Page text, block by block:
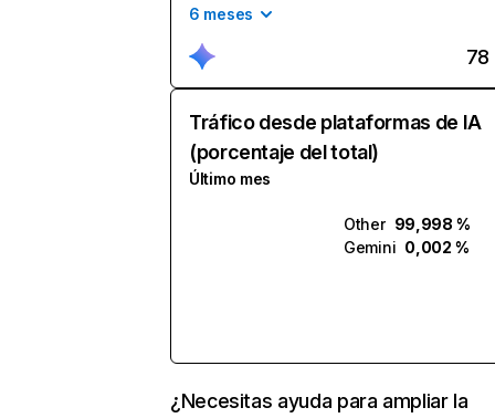
6 meses
78
Tráfico desde plataformas de IA
(porcentaje del total)
Último mes
Other 99,998 %
Gemini 0,002 %
¿Necesitas ayuda para ampliar la